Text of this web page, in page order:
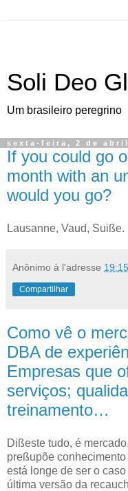
Soli Deo
Um brasileiro peregrino
sexta-feira, 2 de abril
If you could go
month with an
would you go?
Lausanne, Vaud, Suiße.
Anônimo à l'adresse
Compartilhar
Como vê o
DBA de
Empresas que
serviços;
treinamento…
Dißeste tudo, é
preßupõe conhecimento
está longe de ser o
última versão da